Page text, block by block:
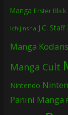
Manga Erster Blick
Ichijinsha J.C. Staff
Manga
Manga Cult
Nintendo
Panini Manga